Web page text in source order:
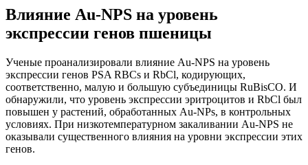
Влияние Au-NPS на уровень
экспрессии генов пшеницы
Ученые проанализировали влияние Au-NPS на уровень
экспрессии генов PSA RBCs и RbCl, кодирующих,
соответственно, малую и большую субъединицы RuBisCO. И
обнаружили, что уровень экспрессии эритроцитов и RbCl был
повышен у растений, обработанных Au-NPs, в контрольных
условиях. При низкотемпературном закаливании Au-NPS не
оказывали существенного влияния на уровни экспрессии этих
генов.